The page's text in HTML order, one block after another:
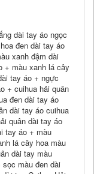
dài tay áo ngọc
đen dài tay áo
xanh đậm dài
+ màu xanh lá cây
tay áo + ngực
+ cuihua hải quân
đen dài tay áo
dài tay áo cuihua
quân dài tay áo
tay áo + màu
lá cây hoa màu
dài tay màu
màu đen dài